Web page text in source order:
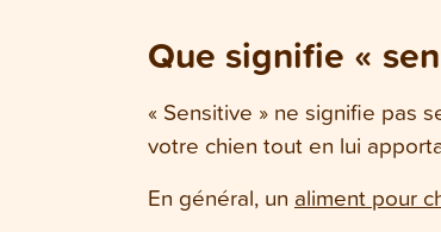
Que signifie «
« Sensitive » ne signifie pas
votre chien tout en lui
En général, un aliment pour